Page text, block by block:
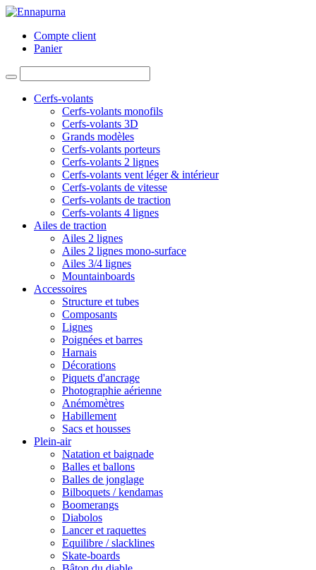
Compte client
Panier
Cerfs-volants
Cerfs-volants monofils
Cerfs-volants 3D
Grands modèles
Cerfs-volants porteurs
Cerfs-volants 2 lignes
Cerfs-volants vent léger & intérieur
Cerfs-volants de vitesse
Cerfs-volants de traction
Cerfs-volants 4 lignes
Ailes de traction
Ailes 2 lignes
Ailes 2 lignes mono-surface
Ailes 3/4 lignes
Mountainboards
Accessoires
Structure et tubes
Composants
Lignes
Poignées et barres
Harnais
Décorations
Piquets d'ancrage
Photographie aérienne
Anémomètres
Habillement
Sacs et housses
Plein-air
Natation et baignade
Balles et ballons
Balles de jonglage
Bilboquets / kendamas
Boomerangs
Diabolos
Lancer et raquettes
Equilibre / slacklines
Skate-boards